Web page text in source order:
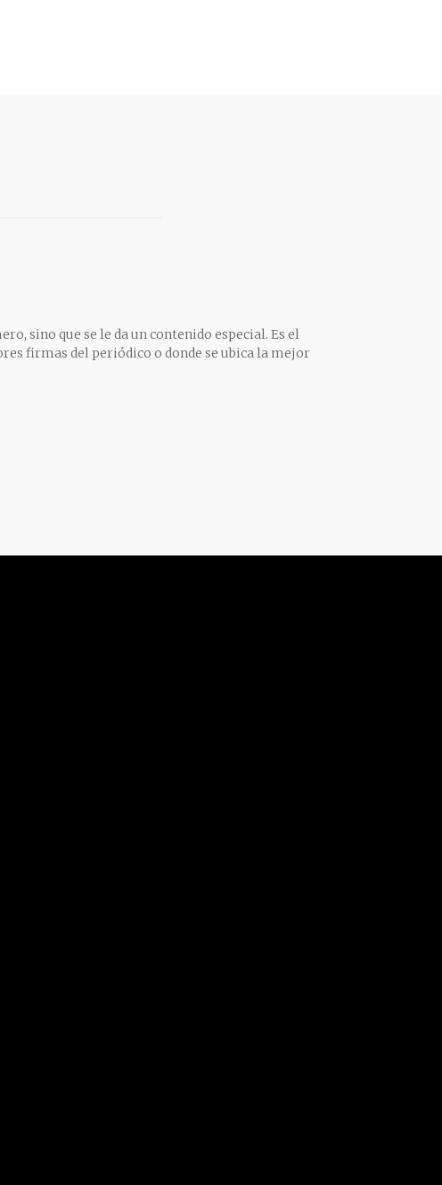
sino que se le da un contenido especial. Es el
firmas del periódico o donde se ubica la mejor